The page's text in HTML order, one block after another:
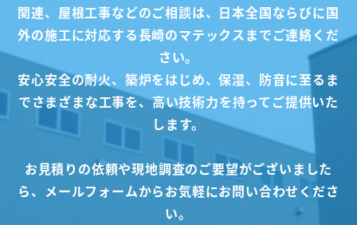
関連、屋根工事などのご相談は、日本全国ならびに国
外の施工に対応する長崎のマテックスまでご連絡くだ
さい。
安心安全の耐火、築炉をはじめ、保湿、防音に至るま
でさまざまな工事を、高い技術力を持ってご提供いた
します。
お見積りの依頼や現地調査のご要望がございました
ら、メールフォームからお気軽にお問い合わせくださ
い。